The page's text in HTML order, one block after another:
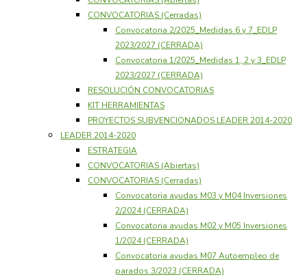
CONVOCATORIAS (Cerradas)
Convocatoria 2/2025_Medidas 6 y 7_EDLP
2023/2027 (CERRADA)
Convocatoria 1/2025_Medidas 1, 2 y 3_EDLP
2023/2027 (CERRADA)
RESOLUCIÓN CONVOCATORIAS
KIT HERRAMIENTAS
PROYECTOS SUBVENCIONADOS LEADER 2014-2020
LEADER 2014-2020
ESTRATEGIA
CONVOCATORIAS (Abiertas)
CONVOCATORIAS (Cerradas)
Convocatoria ayudas M03 y M04 Inversiones
2/2024 (CERRADA)
Convocatoria ayudas M02 y M05 Inversiones
1/2024 (CERRADA)
Convocatoria ayudas M07 Autoempleo de
parados 3/2023 (CERRADA)